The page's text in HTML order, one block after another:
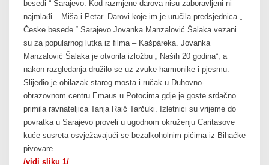
besedi “ Sarajevo. Kod razmjene darova nisu zaboravljeni ni
najmlađi – Miša i Petar. Darovi koje im je uručila predsjednica „
Česke besede “ Sarajevo Jovanka Manzalović Šalaka vezani
su za popularnog lutka iz filma – Kašpáreka. Jovanka
Manzalović Šalaka je otvorila izložbu „ Naših 20 godina“, a
nakon razgledanja družilo se uz zvuke harmonike i pjesmu.
Slijedio je obilazak starog mosta i ručak u Duhovno-
obrazovnom centru Emaus u Potocima gdje je goste srdačno
primila ravnateljica Tanja Raič Tarčuki. Izletnici su vrijeme do
povratka u Sarajevo proveli u ugodnom okruženju Caritasove
kuće susreta osvježavajući se bezalkoholnim pićima iz Bihaćke
pivovare.
/vidi sliku 1/